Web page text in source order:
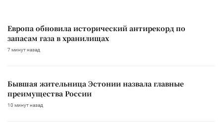
Европа обновила исторический антирекорд по
запасам газа в хранилищах
7 минут назад
Бывшая жительница Эстонии назвала главные
преимущества России
10 минут назад